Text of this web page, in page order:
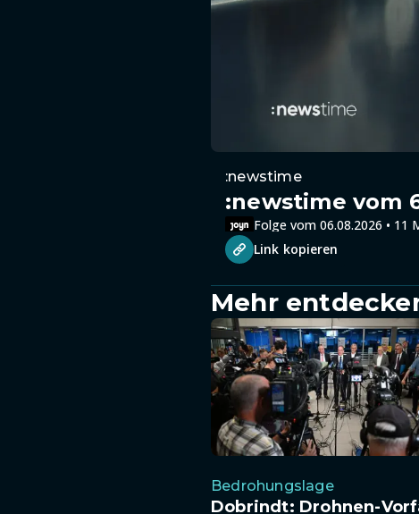
:newstime
:newstime vom
Folge vom 06.08.2026 • 11
Link kopieren
Mehr
Bedrohungslage
Dobrindt: Drohnen-